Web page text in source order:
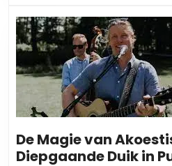
De Magie van
Diepgaande Duik in